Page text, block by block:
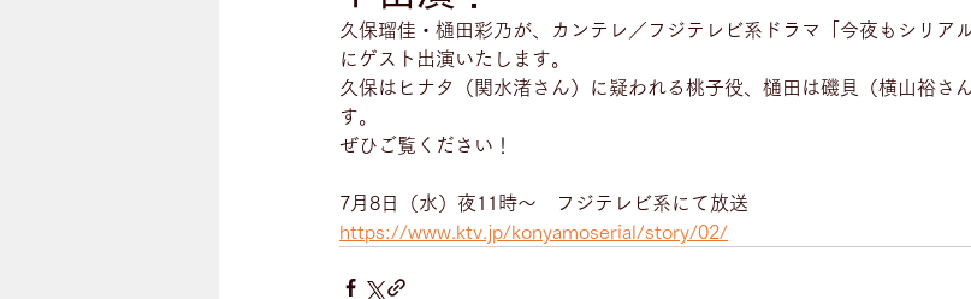
久保瑠佳・樋田彩乃が、カンテレ／フジテレビ系ドラマ「今夜もシリア
にゲスト出演いたします。
久保はヒナタ（関水渚さん）に疑われる桃子役、樋田は磯貝（横山裕さ
す。
ぜひご覧ください！
7月8日（水）夜11時〜　フジテレビ系にて放送
https://www.ktv.jp/konyamoserial/story/02/